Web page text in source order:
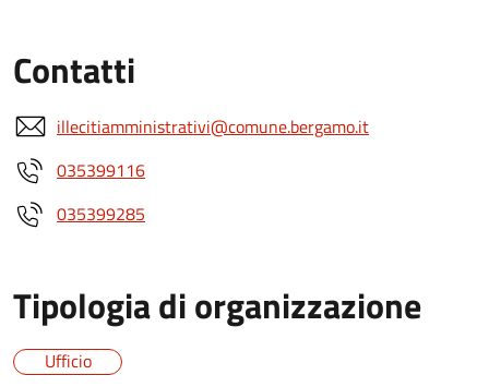
Contatti
illecitiamministrativi@comune.bergamo.it
035399116
035399285
Tipologia di organizzazione
Ufficio